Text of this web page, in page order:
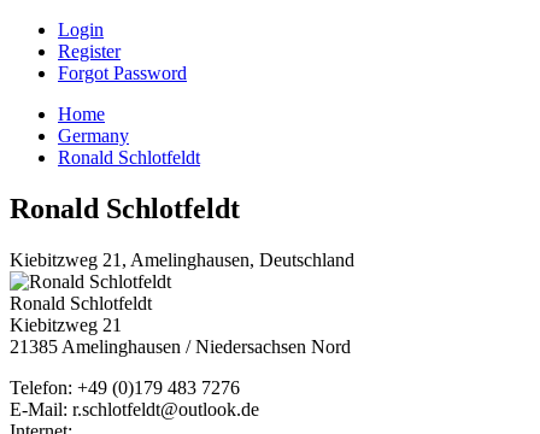
Login
Register
Forgot Password
Home
Germany
Ronald Schlotfeldt
Ronald Schlotfeldt
Kiebitzweg 21, Amelinghausen, Deutschland
Ronald Schlotfeldt
Kiebitzweg 21
21385 Amelinghausen / Niedersachsen Nord
Telefon: +49 (0)179 483 7276
E-Mail: r.schlotfeldt@outlook.de